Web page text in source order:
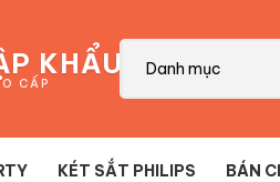
KHẨU 88
CẤP
Danh mục
KÉT SẮT PHILIPS BÁN